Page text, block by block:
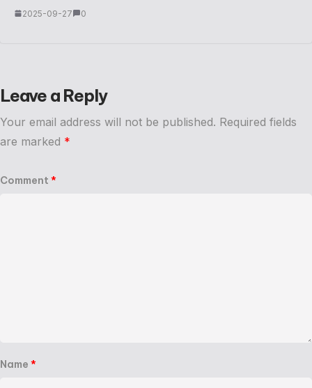
2025-09-27 0
Leave a Reply
Your email address will not be published. Required fields
are marked *
Comment *
Name *